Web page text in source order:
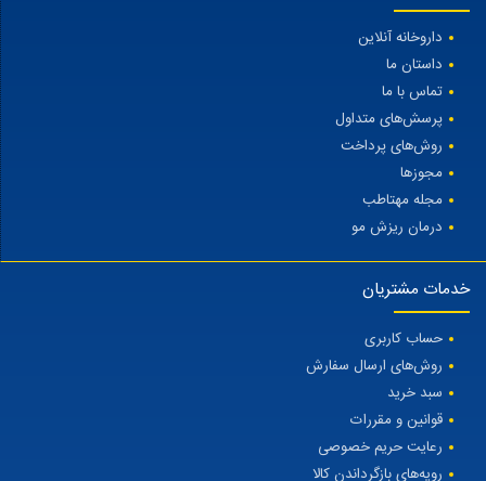
داروخانه آنلاین
داستان ما
تماس با ما
پرسش‌های متداول
روش‌های پرداخت
مجوزها
مجله مهتاطب
درمان ریزش مو
خدمات مشتریان
حساب کاربری
روش‌های ارسال سفارش
سبد خرید
قوانین و مقررات
رعایت حریم خصوصی
رویه‌های بازگرداندن کالا